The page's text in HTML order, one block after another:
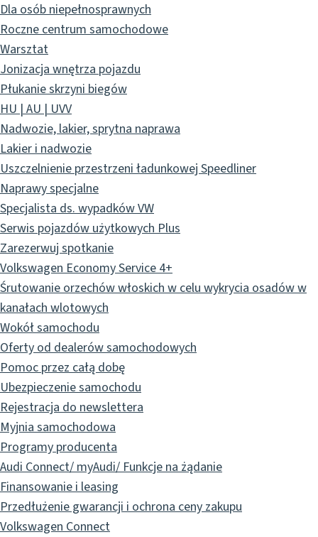
Dla osób niepełnosprawnych
Roczne centrum samochodowe
Warsztat
Jonizacja wnętrza pojazdu
Płukanie skrzyni biegów
HU | AU | UVV
Nadwozie, lakier, sprytna naprawa
Lakier i nadwozie
Uszczelnienie przestrzeni ładunkowej Speedliner
Naprawy specjalne
Specjalista ds. wypadków VW
Serwis pojazdów użytkowych Plus
Zarezerwuj spotkanie
Volkswagen Economy Service 4+
Śrutowanie orzechów włoskich w celu wykrycia osadów w
kanałach wlotowych
Wokół samochodu
Oferty od dealerów samochodowych
Pomoc przez całą dobę
Ubezpieczenie samochodu
Rejestracja do newslettera
Myjnia samochodowa
Programy producenta
Audi Connect/ myAudi/ Funkcje na żądanie
Finansowanie i leasing
Przedłużenie gwarancji i ochrona ceny zakupu
Volkswagen Connect